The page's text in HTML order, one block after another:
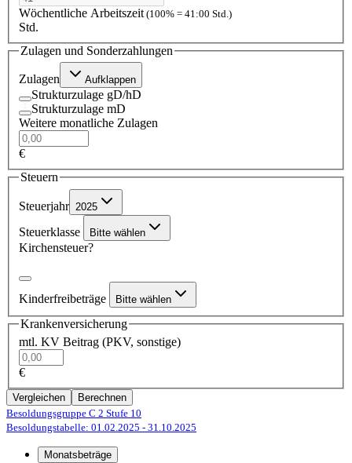
Wöchentliche Arbeitszeit (100% = 41:00 Std.)
Std.
Zulagen und Sonderzahlungen
Zulagen Aufklappen
Strukturzulage gD/hD
Strukturzulage mD
Weitere monatliche Zulagen
€
Steuern
Steuerjahr 2025
Steuerklasse Bitte wählen
Kirchensteuer?
Kinderfreibeträge Bitte wählen
Krankenversicherung
mtl. KV Beitrag (PKV, sonstige)
€
Vergleichen
Berechnen
Besoldungsgruppe C 2 Stufe 10
Besoldungstabelle: 01.02.2025 - 31.10.2025
Monatsbeträge